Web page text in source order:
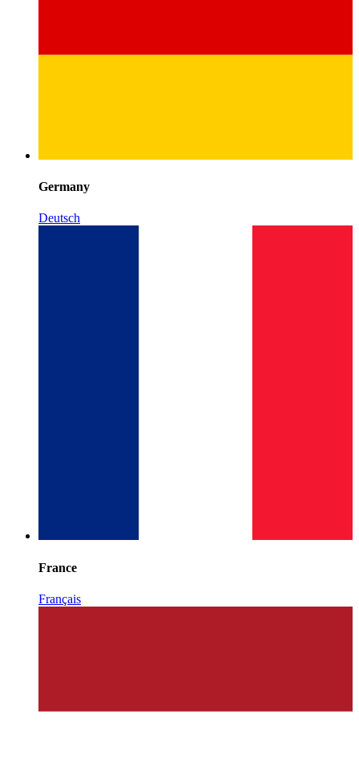
Germany
Deutsch
France
Français